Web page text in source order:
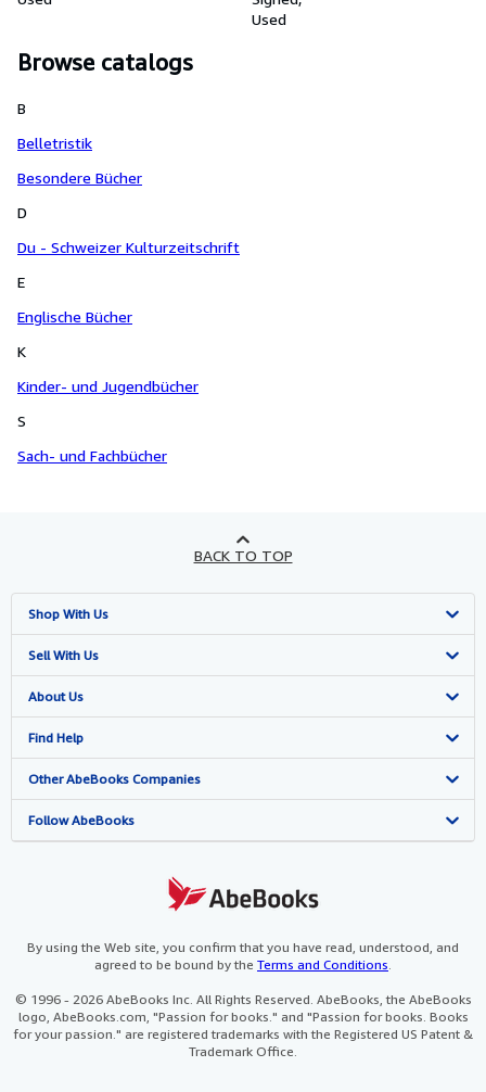
Used
Browse catalogs
B
Belletristik
Besondere Bücher
D
Du - Schweizer Kulturzeitschrift
E
Englische Bücher
K
Kinder- und Jugendbücher
S
Sach- und Fachbücher
BACK TO TOP
Shop With Us
Advanced Search
Browse Collections
My Account
My Orders
View Basket
Sell With Us
Start Selling
Join Our Affiliate Programme
Book Buyback
Refer a seller
About Us
About AbeBooks
Media
Careers
Cookies Notice
Find Help
Help
Customer Service
Other AbeBooks Companies
AbeBooks.com
AbeBooks.it
AbeBooks.ca
Follow AbeBooks
By using the Web site, you confirm that you have read, understood, and
agreed to be bound by the Terms and Conditions.
© 1996 - 2026 AbeBooks Inc. All Rights Reserved. AbeBooks, the AbeBooks
logo, AbeBooks.com, "Passion for books." and "Passion for books. Books
for your passion." are registered trademarks with the Registered US Patent &
Trademark Office.